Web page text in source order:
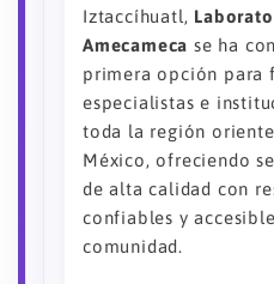
Iztaccíhuatl,
Amecameca se ha
primera opción para
especialistas e
toda la región
México, ofreciendo
de alta calidad con
confiables y
comunidad.